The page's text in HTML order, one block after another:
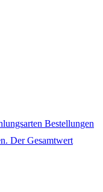
Bestellungen
Der Gesamtwert